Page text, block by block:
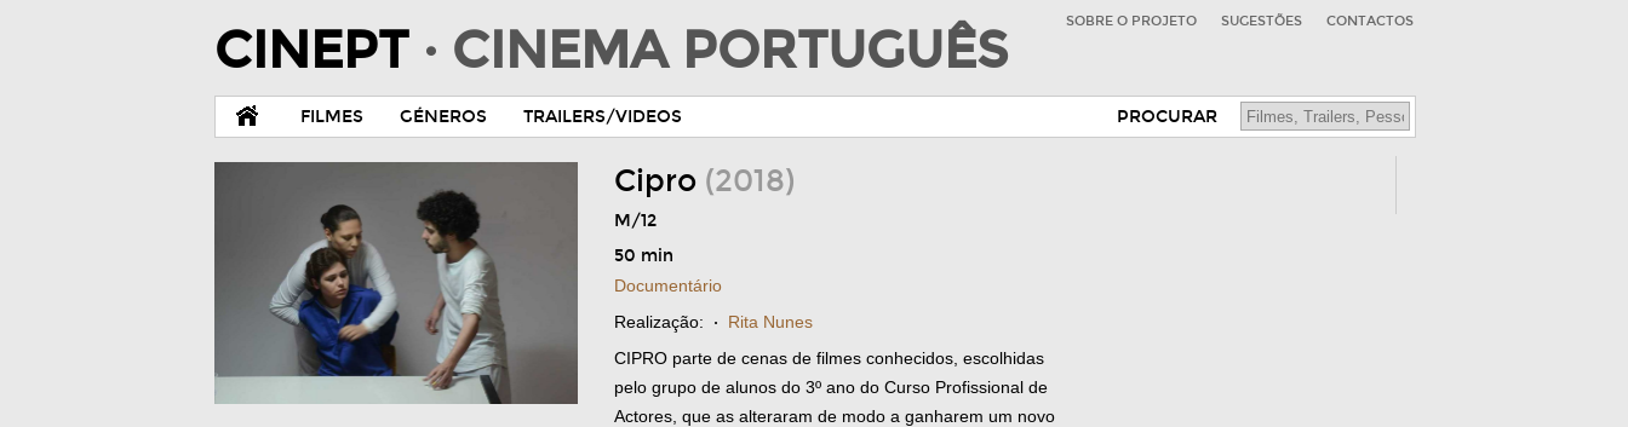
CINEPT · CINEMA PORTUGUÊS SOBRE O PROJETO SUGESTÕES CONTACTOS
FILMES GÉNEROS TRAILERS/VIDEOS PROCURAR
Cipro (2018)
M/12
50 min
Documentário
Realização: · Rita Nunes
CIPRO parte de cenas de filmes conhecidos, escolhidas
pelo grupo de alunos do 3º ano do Curso Profissional de
Actores, que as alteraram de modo a ganharem um novo